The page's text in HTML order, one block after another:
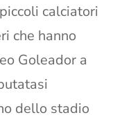
calciatori
che hanno
Goleador a
dello stadio